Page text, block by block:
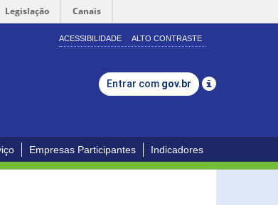
Legislação Canais
ACESSIBILIDADE ALTO CONTRASTE
Entrar com gov.br
Empresas Participantes Indicadores